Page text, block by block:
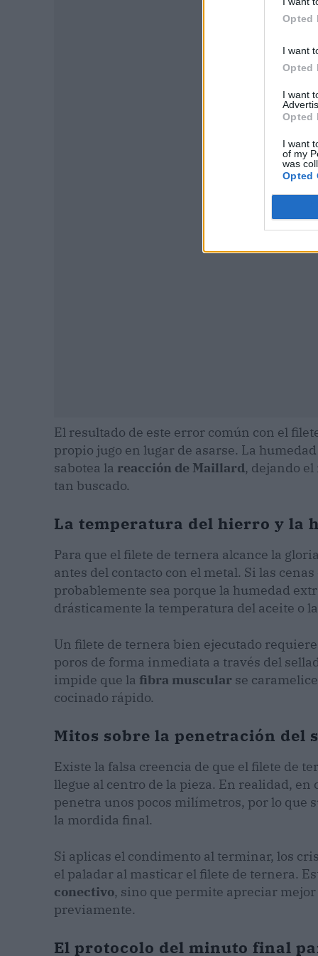
Opted
I want
Opted
I want
Opted
I want
of my
was
Opted
El resultado de este error común con el
propio jugo en lugar de asarse. La
sabotea la reacción de Maillard, dejando
tan buscado.
La temperatura del hierro y la
Para que el filete de ternera alcance la
antes del contacto con el metal. Si las
probablemente sea porque la humedad
drásticamente la temperatura del aceite o
Un filete de ternera bien ejecutado
poros de forma inmediata a través del
impide que la fibra muscular se
cocinado rápido.
Mitos sobre la penetración del
Existe la falsa creencia de que el filete de
llegue al centro de la pieza. En realidad, en
penetra unos pocos milímetros, por lo que
la mordida final.
Si aplicas el condimento al terminar, los
el paladar al masticar el filete de ternera.
conectivo, sino que permite apreciar
previamente.
El protocolo del minuto final